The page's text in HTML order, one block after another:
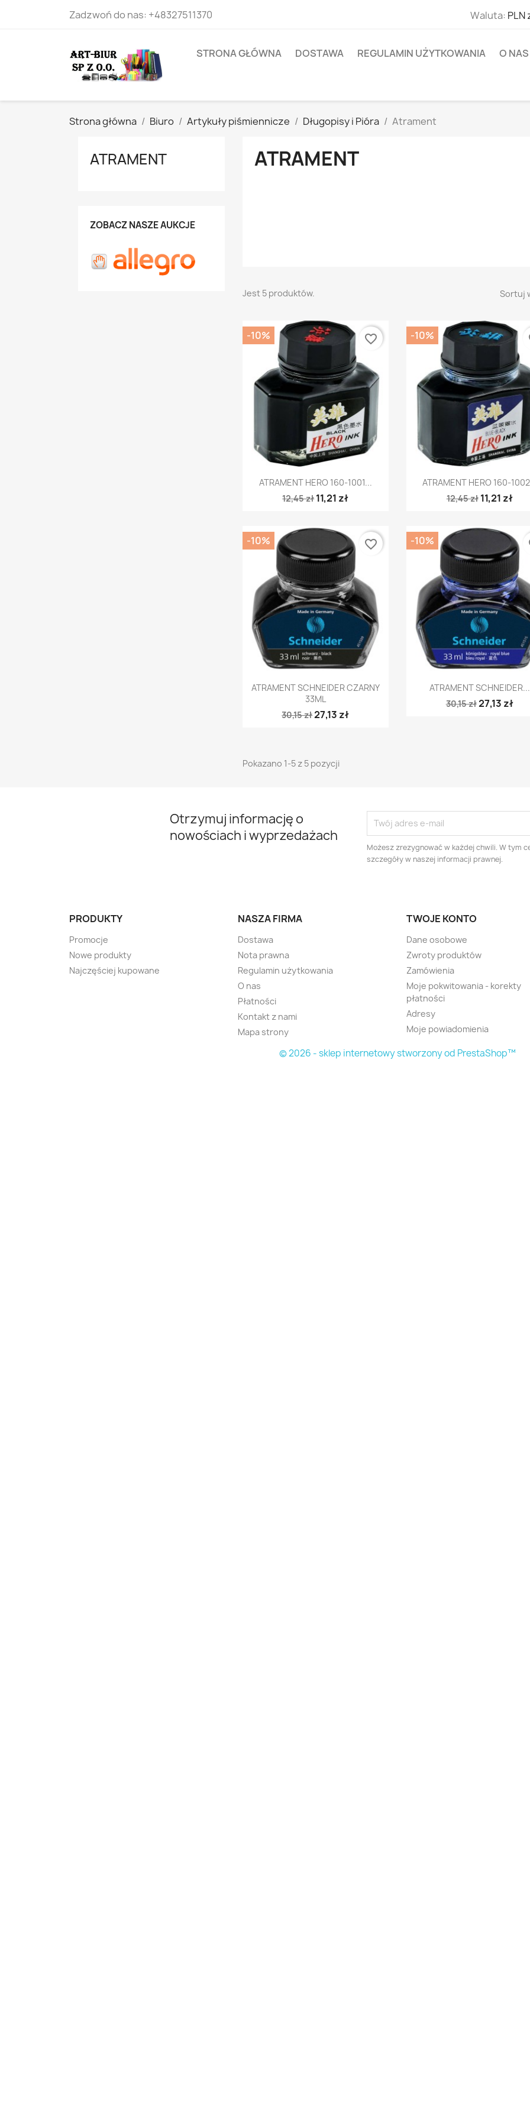
Zadzwoń do nas: +48327511370 Waluta: PLN
STRONA GŁÓWNA DOSTAWA REGULAMIN UŻYTKOWANIA O NAS
Strona główna Biuro Artykuły piśmiennicze Długopisy i Pióra Atrament
ATRAMENT
ZOBACZ NASZE AUKCJE
ATRAMENT
Jest 5 produktów. Sortuj
Szybki podgląd
ATRAMENT HERO 160-1001...
12,45 zł11,21 zł
-10% favorite_border
Szybki podgląd
ATRAMENT HERO 160-
12,45 zł 11,21 zł
-10%
Szybki podgląd
ATRAMENT SCHNEIDER CZARNY
33ML
30,15 zł27,13 zł
-10% favorite_border
Szybki podgląd
ATRAMENT SCHNEIDER...
30,15 zł27,13 zł
-10%
Pokazano 1-5 z 5 pozycji
Otrzymuj informację o
nowościach i wyprzedażach
Możesz zrezygnować w każdej chwili. W tym
szczegóły w naszej informacji prawnej.
PRODUKTY
Promocje
Nowe produkty
Najczęściej kupowane
NASZA FIRMA
Dostawa
Nota prawna
Regulamin użytkowania
O nas
Płatności
Kontakt z nami
Mapa strony
TWOJE KONTO
Dane osobowe
Zwroty produktów
Zamówienia
Moje pokwitowania - korekty
płatności
Adresy
Moje powiadomienia
© 2026 - sklep internetowy stworzony od PrestaShop™